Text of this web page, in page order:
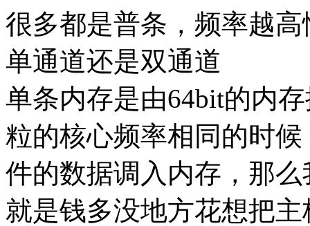
很多都是普条，频率越
单通道还是双通道
单条内存是由64bit的内
粒的核心频率相同的时
件的数据调入内存，那
就是钱多没地方花想把